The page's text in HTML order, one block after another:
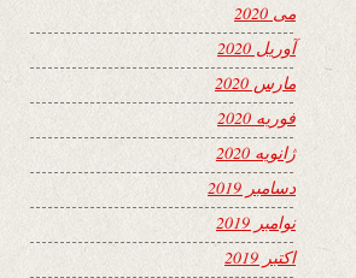
می 2020
آوریل 2020
مارس 2020
فوریه 2020
ژانویه 2020
دسامبر 2019
نوامبر 2019
اکتبر 2019